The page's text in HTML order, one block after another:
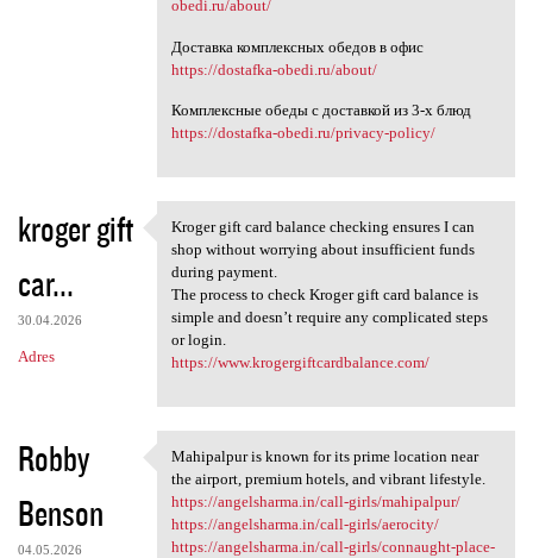
obedi.ru/about/
Доставка комплексных обедов в офис
https://dostafka-obedi.ru/about/
Комплексные обеды с доставкой из 3-х блюд
https://dostafka-obedi.ru/privacy-policy/
kroger gift
car...
30.04.2026
Adres
Kroger gift card balance
Kroger gift card balance checking ensures I can
shop without worrying about insufficient funds
during payment.
The process to check Kroger gift card balance is
simple and doesn’t require any complicated steps
or login.
https://www.krogergiftcardbalance.com/
Robby
Benson
04.05.2026
Mahipalpur is known for its
Mahipalpur is known for its prime location near
the airport, premium hotels, and vibrant lifestyle.
https://angelsharma.in/call-girls/mahipalpur/
https://angelsharma.in/call-girls/aerocity/
https://angelsharma.in/call-girls/connaught-place-